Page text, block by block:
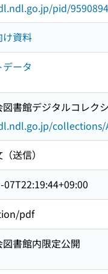
pid/
け資料
ータ
図書館デジタルコレク
collections/
送信）
pdf
書館内限定公開